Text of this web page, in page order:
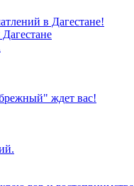
в Дагестане!
ждет вас!